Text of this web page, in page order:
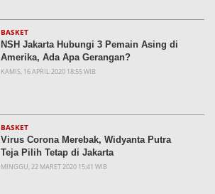
BASKET
NSH Jakarta Hubungi 3 Pemain Asing di
Amerika, Ada Apa Gerangan?
KAMIS, 16 APRIL 2020 18:55 WIB
BASKET
Virus Corona Merebak, Widyanta Putra
Teja Pilih Tetap di Jakarta
MINGGU, 22 MARET 2020 15:41 WIB